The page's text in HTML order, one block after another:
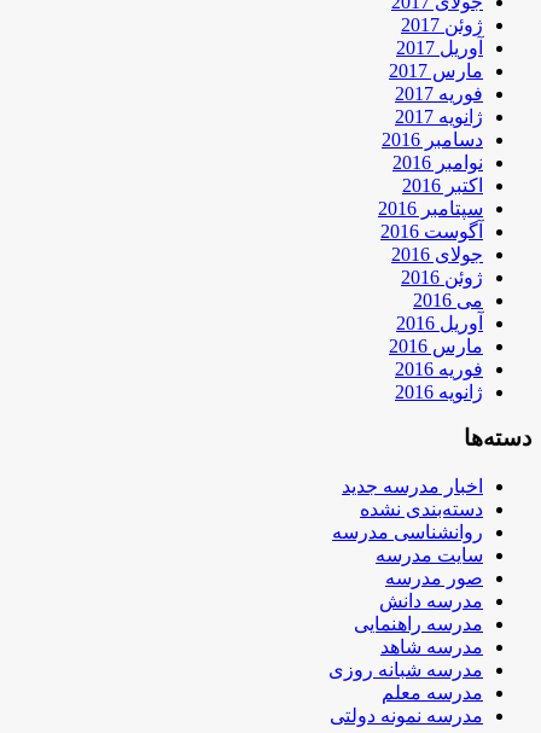
ژوئن 2017
آوریل 2017
مارس 2017
فوریه 2017
ژانویه 2017
دسامبر 2016
نوامبر 2016
اکتبر 2016
سپتامبر 2016
آگوست 2016
جولای 2016
ژوئن 2016
می 2016
آوریل 2016
مارس 2016
فوریه 2016
ژانویه 2016
دسته‌ها
اخبار مدرسه جدید
دسته‌بندی نشده
روانشناسی مدرسه
سایت مدرسه
صور مدرسه
مدرسه دانش
مدرسه راهنمایی
مدرسه شاهد
مدرسه شبانه روزی
مدرسه معلم
مدرسه نمونه دولتی